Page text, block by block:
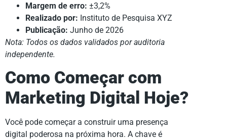
Margem de erro: ±3,2%
Realizado por: Instituto de Pesquisa XYZ
Publicação: Junho de 2026
Nota: Todos os dados validados por auditoria
independente.
Como Começar com
Marketing Digital Hoje?
Você pode começar a construir uma presença
digital poderosa na próxima hora. A chave é